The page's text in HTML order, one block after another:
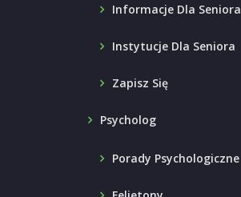
Informacje Dla Seniora
Instytucje Dla Seniora
Zapisz Się
Psycholog
Porady Psychologiczne